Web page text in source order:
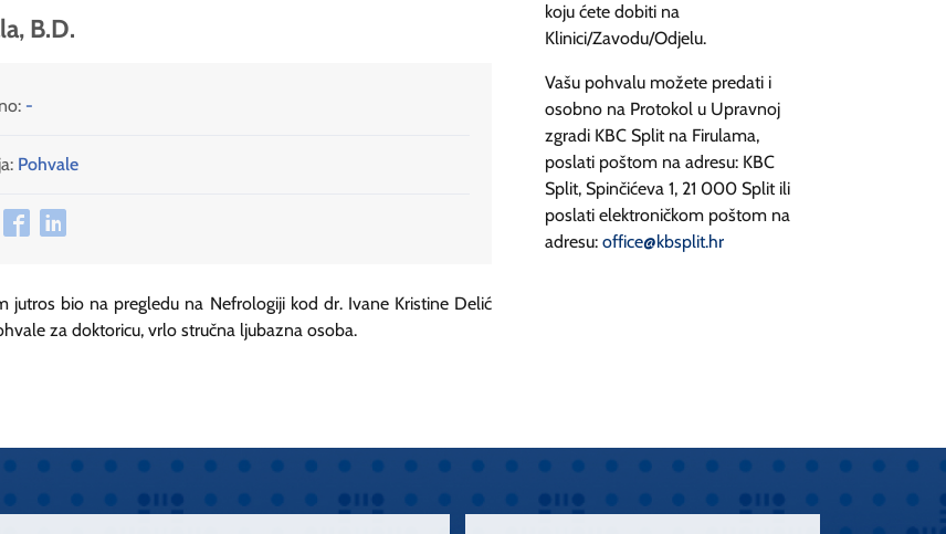
B.D.
-
Pohvale
jutros bio na pregledu na Nefrologiji kod dr. Ivane Kristine Delić
za doktoricu, vrlo stručna ljubazna osoba.
koju ćete dobiti na
Klinici/Zavodu/Odjelu.
Vašu pohvalu možete predati i
osobno na Protokol u Upravnoj
zgradi KBC Split na Firulama,
poslati poštom na adresu: KBC
Split, Spinčićeva 1, 21 000 Split ili
poslati elektroničkom poštom na
adresu: office@kbsplit.hr